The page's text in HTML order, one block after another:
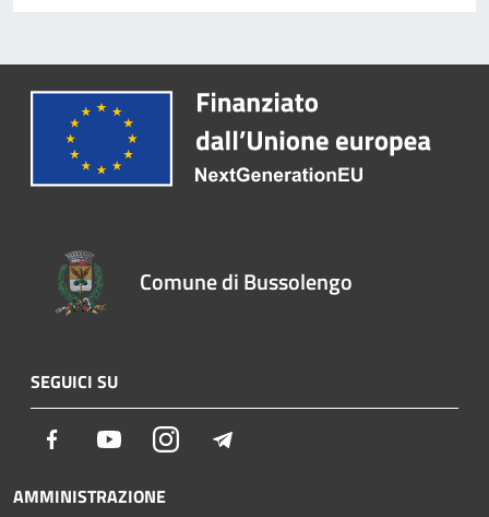
Comune di Bussolengo
SEGUICI SU
Facebook YoutubeInstagram
AMMINISTRAZIONE